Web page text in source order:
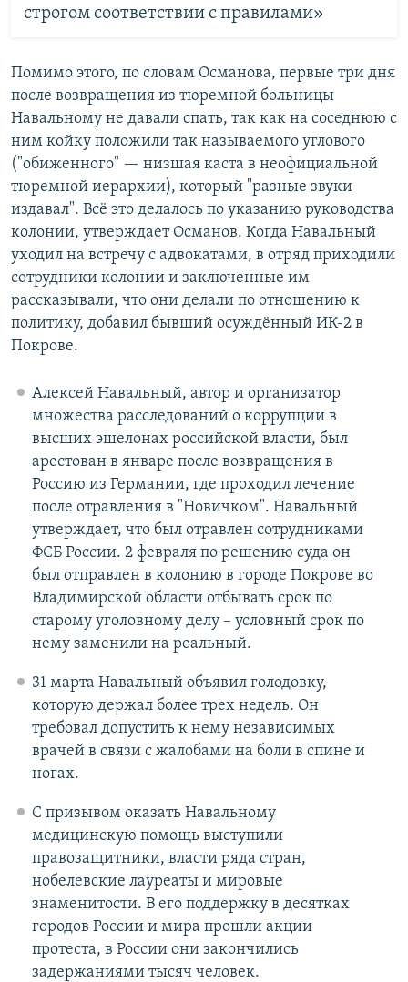
строгом соответствии с правилами»
Помимо этого, по словам Османова, первые три дня
после возвращения из тюремной больницы
Навальному не давали спать, так как на соседнюю с
ним койку положили так называемого углового
("обиженного" — низшая каста в неофициальной
тюремной иерархии), который "разные звуки
издавал". Всё это делалось по указанию руководства
колонии, утверждает Османов. Когда Навальный
уходил на встречу с адвокатами, в отряд приходили
сотрудники колонии и заключенные им
рассказывали, что они делали по отношению к
политику, добавил бывший осуждённый ИК-2 в
Покрове.
Алексей Навальный, автор и организатор
множества расследований о коррупции в
высших эшелонах российской власти, был
арестован в январе после возвращения в
Россию из Германии, где проходил лечение
после отравления в "Новичком". Навальный
утверждает, что был отравлен сотрудниками
ФСБ России. 2 февраля по решению суда он
был отправлен в колонию в городе Покрове во
Владимирской области отбывать срок по
старому уголовному делу – условный срок по
нему заменили на реальный.
31 марта Навальный объявил голодовку,
которую держал более трех недель. Он
требовал допустить к нему независимых
врачей в связи с жалобами на боли в спине и
ногах.
С призывом оказать Навальному
медицинскую помощь выступили
правозащитники, власти ряда стран,
нобелевские лауреаты и мировые
знаменитости. В его поддержку в десятках
городов России и мира прошли акции
протеста, в России они закончились
задержаниями тысяч человек.